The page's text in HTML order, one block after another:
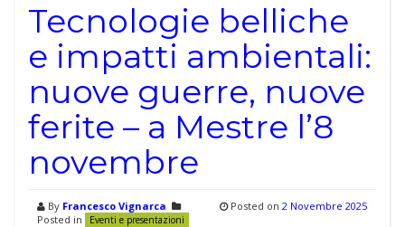
Tecnologie belliche
e impatti ambientali:
nuove guerre, nuove
ferite – a Mestre l’8
novembre
By Francesco Vignarca
Posted in
Eventi e presentazioni
Posted on 2 Novembre 2025